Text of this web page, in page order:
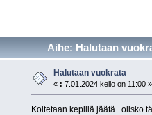
Aihe: Halutaan
Halutaan vuokrata
« : 7.01.2024 kello on 11:00 »
Koitetaan kepillä jäätä.. olisko